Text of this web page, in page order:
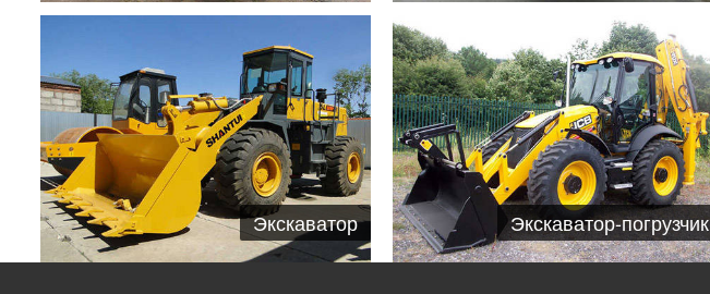
Экскаватор Экскаватор-погрузчик